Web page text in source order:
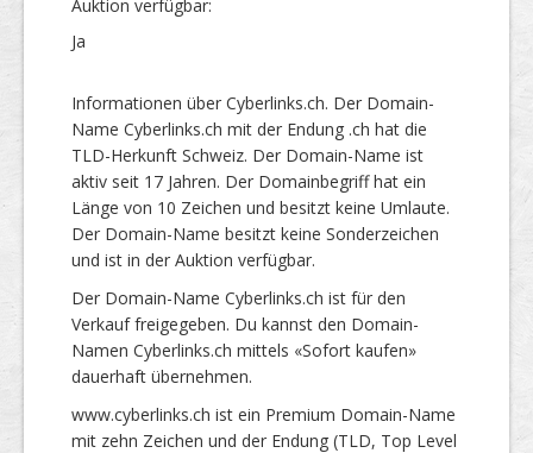
Auktion verfügbar:
Ja
Informationen über Cyberlinks.ch. Der Domain-
Name Cyberlinks.ch mit der Endung .ch hat die
TLD-Herkunft Schweiz. Der Domain-Name ist
aktiv seit 17 Jahren. Der Domainbegriff hat ein
Länge von 10 Zeichen und besitzt keine Umlaute.
Der Domain-Name besitzt keine Sonderzeichen
und ist in der Auktion verfügbar.
Der Domain-Name Cyberlinks.ch ist für den
Verkauf freigegeben. Du kannst den Domain-
Namen Cyberlinks.ch mittels «Sofort kaufen»
dauerhaft übernehmen.
www.cyberlinks.ch ist ein Premium Domain-Name
mit zehn Zeichen und der Endung (TLD, Top Level